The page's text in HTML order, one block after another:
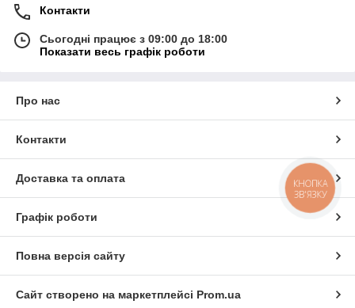
Контакти
Сьогодні працює з 09:00 до 18:00
Показати весь графік роботи
Про нас
Контакти
Доставка та оплата
Графік роботи
Повна версія сайту
Сайт створено на маркетплейсі Prom.ua
КНОПКА
ЗВ'ЯЗКУ